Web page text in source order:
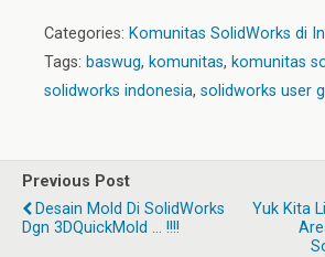
Categories: Komunitas SolidWorks di
Tags: baswug, komunitas, komunitas
solidworks indonesia, solidworks user
Previous Post
Desain Mold Di SolidWorks
Dgn 3DQuickMold … !!!!
Yuk Kita